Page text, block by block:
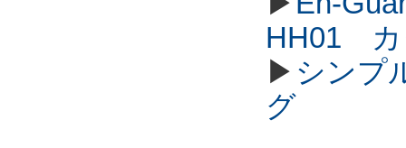
HH01 カ
▶ シンプ
グ